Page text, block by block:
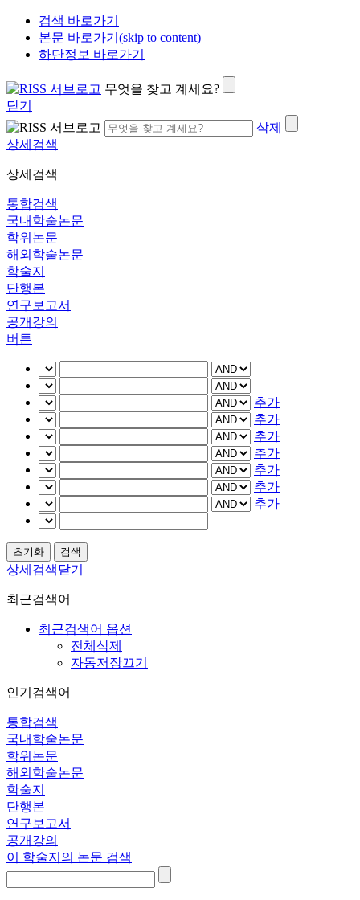
검색 바로가기
본문 바로가기(skip to content)
하단정보 바로가기
무엇을 찾고 계세요?
닫기
삭제
상세검색
상세검색
통합검색
국내학술논문
학위논문
해외학술논문
학술지
단행본
연구보고서
공개강의
버튼
추가
추가
추가
추가
추가
추가
추가
상세검색닫기
최근검색어
최근검색어 옵션
전체삭제
자동저장끄기
인기검색어
통합검색
국내학술논문
학위논문
해외학술논문
학술지
단행본
연구보고서
공개강의
이 학술지의 논문 검색